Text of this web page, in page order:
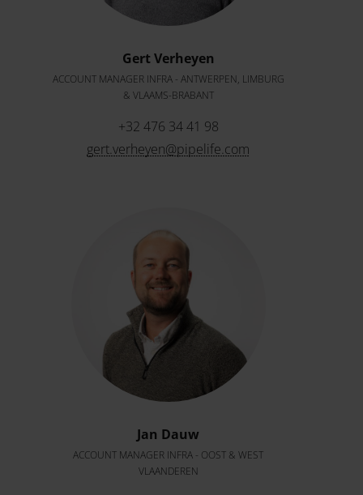
Gert Verheyen
ACCOUNT MANAGER INFRA - ANTWERPEN, LIMBURG
& VLAAMS-BRABANT
+32 476 34 41 98
gert.verheyen@pipelife.com
Jan Dauw
ACCOUNT MANAGER INFRA - OOST & WEST
VLAANDEREN